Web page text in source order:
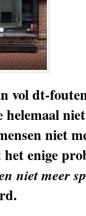
vol dt-
niet
enige
niet meer